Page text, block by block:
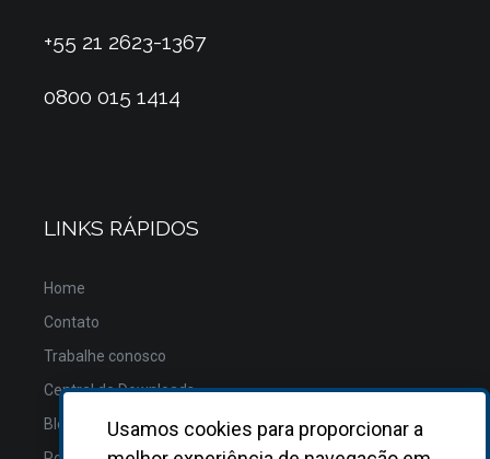
+55 21 2623-1367
0800 015 1414
LINKS RÁPIDOS
Home
Contato
Trabalhe conosco
Central de Downloads
Blog
Usamos cookies para proporcionar a